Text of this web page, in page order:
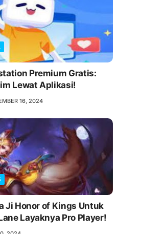
Premium Gratis:
Lewat Aplikasi!
16, 2024
Ji Honor of Kings Untuk
Layaknya Pro Player!